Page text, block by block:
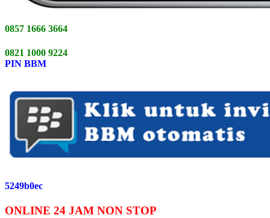
0857 1666 3664
0821 1000 9224
PIN BBM
5249b0ec
ONLINE 24 JAM NON STOP